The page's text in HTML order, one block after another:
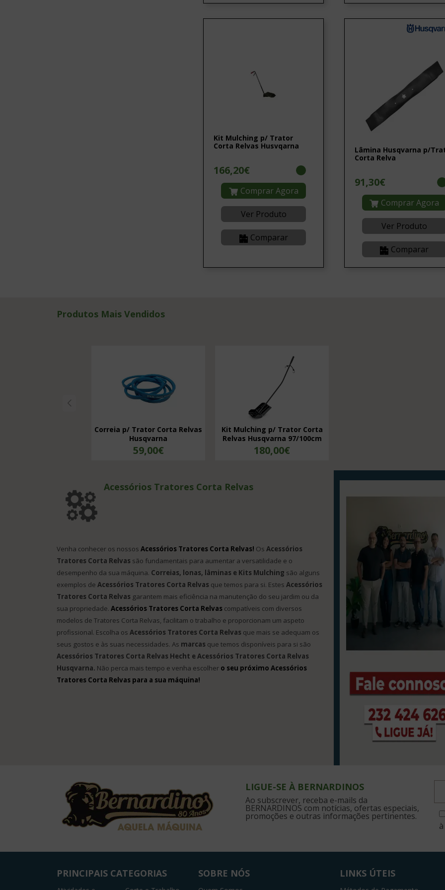
Kit Mulching p/ Trator
Corta Relvas Husvqarna
166,20€
Comprar Agora
Ver Produto
Comparar
Lâmina Husqvarna p/
Corta Relva
91,30€
Comprar Agora
Ver Produto
Comparar
Produtos Mais Vendidos
Correia p/ Trator Corta Relvas
Husqvarna
59,00€
Kit Mulching p/ Trator Corta
Relvas Husqvarna 97/100cm
180,00€
Acessórios Tratores Corta Relvas
Venha conhecer os nossos Acessórios Tratores Corta Relvas! Os Acessórios
Tratores Corta Relvas são fundamentais para aumentar a versatilidade e o
desempenho da sua máquina. Correias, lonas, lâminas e Kits Mulching são alguns
exemplos de Acessórios Tratores Corta Relvas que temos para si. Estes Acessórios
Tratores Corta Relvas garantem mais eficiência na manutenção do seu jardim ou da
sua propriedade. Acessórios Tratores Corta Relvas compatíveis com diversos
modelos de Tratores Corta Relvas, facilitam o trabalho e proporcionam um aspeto
profissional. Escolha os Acessórios Tratores Corta Relvas que mais se adequam os
seus gostos e às suas necessidades. As marcas que temos disponíveis para si são
Acessórios Tratores Corta Relvas Hecht e Acessórios Tratores Corta Relvas
Husqvarna. Não perca mais tempo e venha escolher o seu próximo Acessórios
Tratores Corta Relvas para a sua máquina!
LIGUE-SE À BERNARDINOS
Ao subscrever, receba e-mails da
BERNARDINOS com notícias, ofertas especiais,
promoções e outras informações pertinentes.
PRINCIPAIS CATEGORIAS SOBRE NÓS LINKS ÚTEIS